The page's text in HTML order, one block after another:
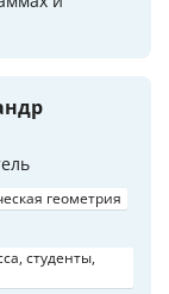
геометрия
студенты,